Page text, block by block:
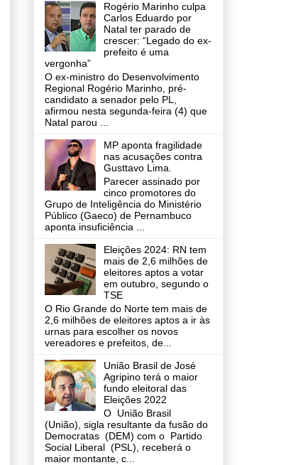
Rogério Marinho culpa
Carlos Eduardo por
Natal ter parado de
crescer: “Legado do ex-
prefeito é uma
vergonha”
O ex-ministro do Desenvolvimento
Regional Rogério Marinho, pré-
candidato a senador pelo PL,
afirmou nesta segunda-feira (4) que
Natal parou ...
MP aponta fragilidade
nas acusações contra
Gusttavo Lima.
Parecer assinado por
cinco promotores do
Grupo de Inteligência do Ministério
Público (Gaeco) de Pernambuco
aponta insuficiência ...
Eleições 2024: RN tem
mais de 2,6 milhões de
eleitores aptos a votar
em outubro, segundo o
TSE
O Rio Grande do Norte tem mais de
2,6 milhões de eleitores aptos a ir às
urnas para escolher os novos
vereadores e prefeitos, de...
União Brasil de José
Agripino terá o maior
fundo eleitoral das
Eleições 2022
O União Brasil
(União), sigla resultante da fusão do
Democratas (DEM) com o Partido
Social Liberal (PSL), receberá o
maior montante, c...